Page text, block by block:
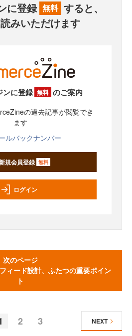
に登録 無料 すると、
みいただけます
ンに登録 無料 のご案内
の過去記事が閲覧でき
ます
ルバックナンバー
規会員登録 無料
ログイン
次のページ
ィード設計、ふたつの重要ポイン
ト
2 3 NEXT